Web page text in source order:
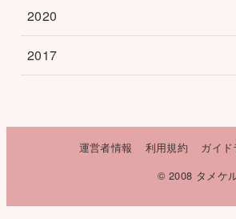
2020
2017
運営者情報 利用規約 ガイド
© 2008 タメケ